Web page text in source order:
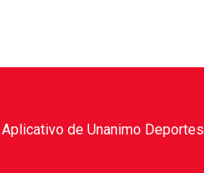
de Unanimo Deportes